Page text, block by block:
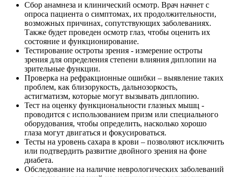
Сбор анамнеза и клинический осмотр. Врач начнет с
опроса пациента о симптомах, их продолжительности,
возможных причинах, сопутствующих заболеваниях.
Также будет проведен осмотр глаз, чтобы оценить их
состояние и функционирование.
Тестирование остроты зрения - измерение остроты
зрения для определения степени влияния диплопии на
зрительные функции.
Проверка на рефракционные ошибки – выявление таких
проблем, как близорукость, дальнозоркость,
астигматизм, которые могут вызывать диплопию.
Тест на оценку функциональности глазных мышц -
проводится с использованием призм или специального
оборудования, чтобы определить, насколько хорошо
глаза могут двигаться и фокусироваться.
Тесты на уровень сахара в крови – позволяют исключить
или подтвердить развитие двойного зрения на фоне
диабета.
Обследование на наличие неврологических заболеваний